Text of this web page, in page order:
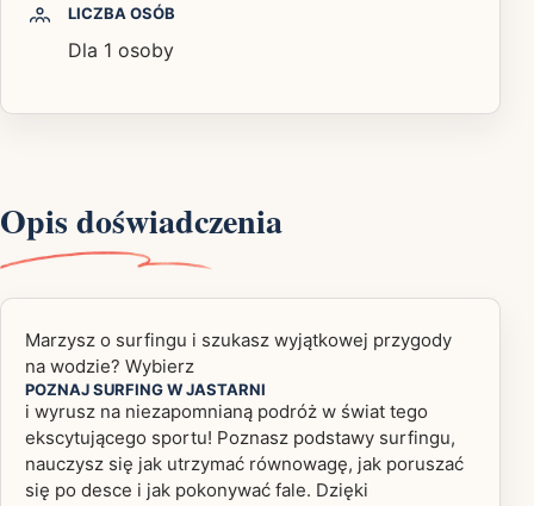
LICZBA OSÓB
Dla 1 osoby
Opis doświadczenia
Marzysz o surfingu i szukasz wyjątkowej przygody
na wodzie? Wybierz
POZNAJ SURFING W JASTARNI
i wyrusz na niezapomnianą podróż w świat tego
ekscytującego sportu! Poznasz podstawy surfingu,
nauczysz się jak utrzymać równowagę, jak poruszać
się po desce i jak pokonywać fale. Dzięki